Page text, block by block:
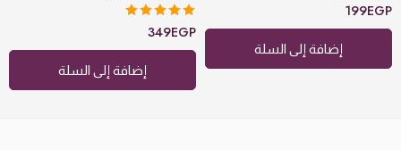
199EGP
إضافة إلى السلة
تم التقييم
5.00من 5
349EGP
إضافة إلى السلة